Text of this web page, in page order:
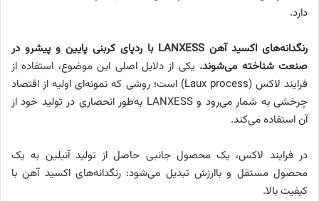
دارد.
رنگدانه‌های اکسید آهن LANXESS با ردپای کربنی پایین و پیشرو در
صنعت شناخته می‌شوند. یکی از دلایل اصلی این موضوع، استفاده از
فرایند لاکس (Laux process) است؛ روشی که نمونه‌ای اولیه از اقتصاد
چرخشی به شمار می‌رود و LANXESS به‌طور انحصاری در تولید خود از
آن استفاده می‌کند.
در فرایند لاکس، یک محصول جانبی حاصل از تولید آنیلین به یک
محصول مستقل و باارزش تبدیل می‌شود: رنگدانه‌های اکسید آهن با
کیفیت بالا.